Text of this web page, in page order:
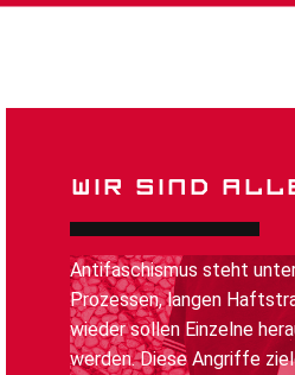
WIR SIND
Antifaschismus steht
Prozessen, langen
wieder sollen Einzelne
werden. Diese Angriffe